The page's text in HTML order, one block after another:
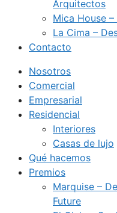
Arquitectos
Mica House
La Cima –
Contacto
Nosotros
Comercial
Empresarial
Residencial
Interiores
Casas de lujo
Qué hacemos
Premios
Marquise –
Future